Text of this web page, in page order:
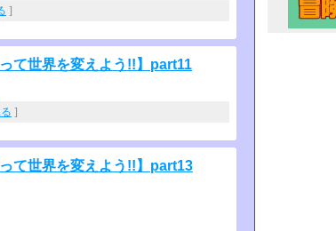
]
て世界を変えよう!!】part11
]
て世界を変えよう!!】part13